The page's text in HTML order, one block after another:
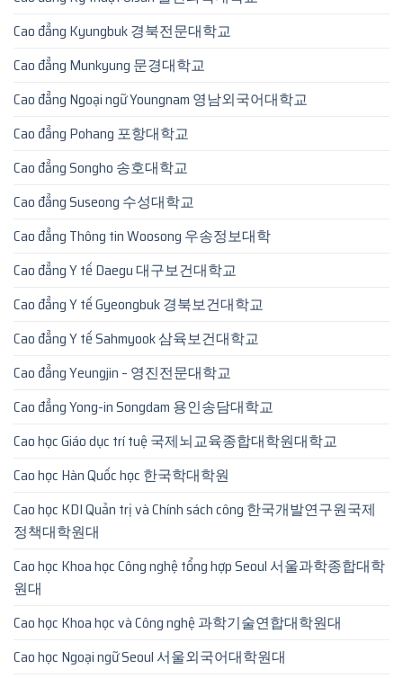
Cao đẳng Kyungbuk 경북전문대학교
Cao đẳng Munkyung 문경대학교
Cao đẳng Ngoại ngữ Youngnam 영남외국어대학교
Cao đẳng Pohang 포항대학교
Cao đẳng Songho 송호대학교
Cao đẳng Suseong 수성대학교
Cao đẳng Thông tin Woosong 우송정보대학
Cao đẳng Y tế Daegu 대구보건대학교
Cao đẳng Y tế Gyeongbuk 경북보건대학교
Cao đẳng Y tế Sahmyook 삼육보건대학교
Cao đẳng Yeungjin – 영진전문대학교
Cao đẳng Yong-in Songdam 용인송담대학교
Cao học Giáo dục trí tuệ 국제뇌교육종합대학원대학교
Cao học Hàn Quốc học 한국학대학원
Cao học KDI Quản trị và Chính sách công 한국개발연구원국제
정책대학원대
Cao học Khoa học Công nghệ tổng hợp Seoul 서울과학종합대학
원대
Cao học Khoa học và Công nghệ 과학기술연합대학원대
Cao học Ngoại ngữ Seoul 서울외국어대학원대